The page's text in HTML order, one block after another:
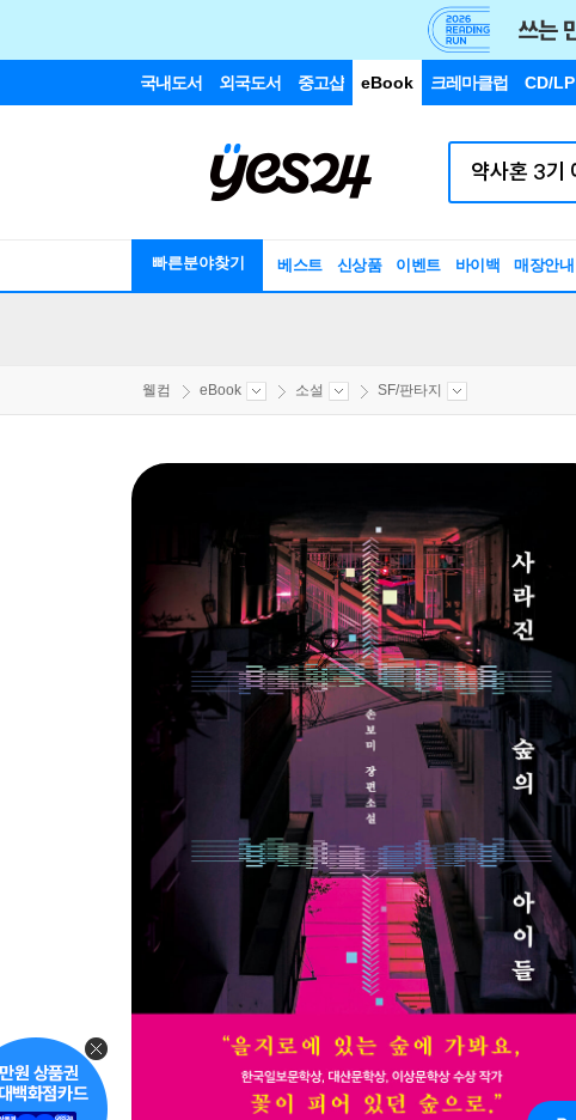
국내도서 외국도서 중고샵 eBook 크레마클럽 CD/LP
빠른분야찾기 베스트 신상품 이벤트 바이백 매장안내
웰컴 eBook 소설 SF/판타지